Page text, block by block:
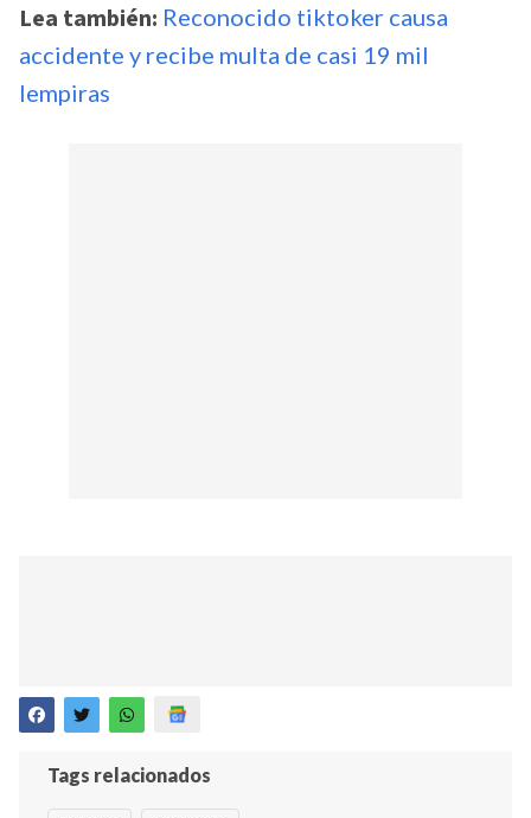
Lea también: Reconocido tiktoker causa
accidente y recibe multa de casi 19 mil
lempiras
Tags relacionados